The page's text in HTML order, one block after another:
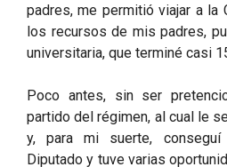
padres, me permitió viajar a la
los recursos de mis padres,
universitaria, que terminé casi
Poco antes, sin ser
partido del régimen, al cual le
y, para mi suerte, conseguí
Diputado y tuve varias